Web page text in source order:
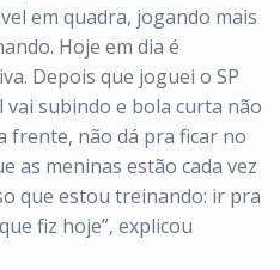
em quadra, jogando mais
Hoje em dia é
Depois que joguei o SP
vai subindo e bola curta não
frente, não dá pra ficar no
as meninas estão cada vez
que estou treinando: ir pra
fiz hoje”, explicou